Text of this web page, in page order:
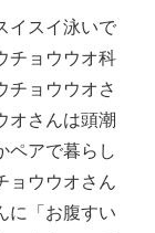
イスイ泳いで
チョウウオ科
チョウウオさ
オさんは頭潮
ペアで暮らし
ョウウオさん
に「お腹すい